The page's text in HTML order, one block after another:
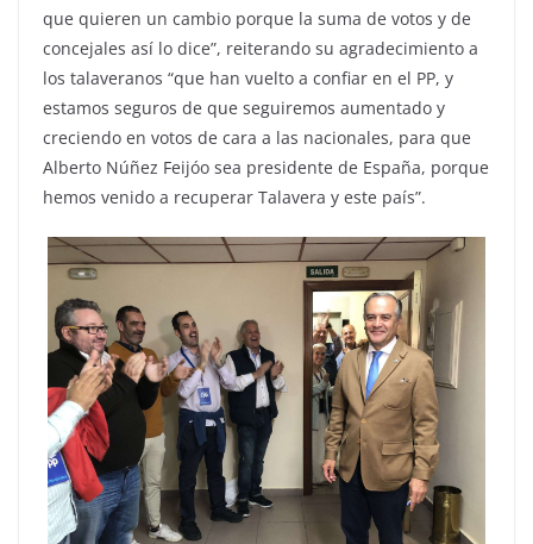
que quieren un cambio porque la suma de votos y de
concejales así lo dice”, reiterando su agradecimiento a
los talaveranos “que han vuelto a confiar en el PP, y
estamos seguros de que seguiremos aumentado y
creciendo en votos de cara a las nacionales, para que
Alberto Núñez Feijóo sea presidente de España, porque
hemos venido a recuperar Talavera y este país”.